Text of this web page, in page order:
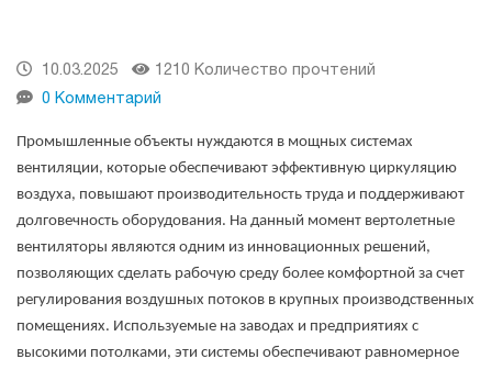
10.03.2025
1210 Количество прочтений
0 Комментарий
Промышленные объекты нуждаются в мощных системах
вентиляции, которые обеспечивают эффективную циркуляцию
воздуха, повышают производительность труда и поддерживают
долговечность оборудования. На данный момент вертолетные
вентиляторы являются одним из инновационных решений,
позволяющих сделать рабочую среду более комфортной за счет
регулирования воздушных потоков в крупных производственных
помещениях. Используемые на заводах и предприятиях с
высокими потолками, эти системы обеспечивают равномерное